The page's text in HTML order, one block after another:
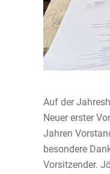
Auf der
Neuer erster
Jahren
besondere
Vorsitzender.